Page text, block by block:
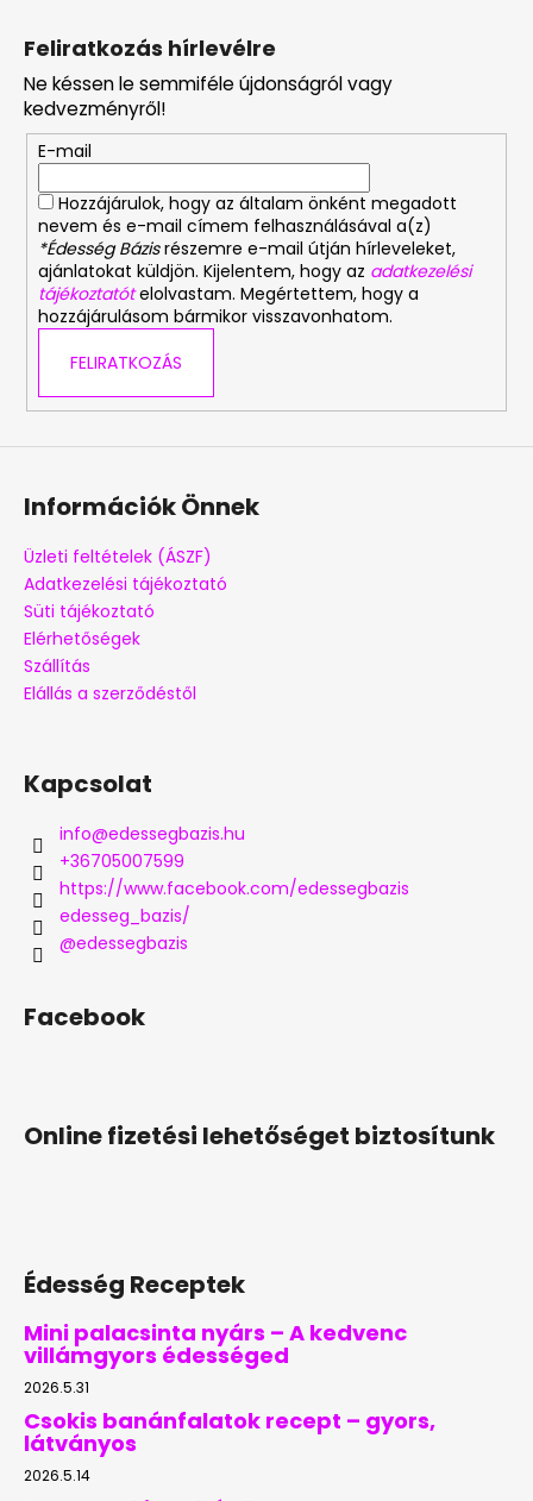
Feliratkozás hírlevélre
Ne késsen le semmiféle újdonságról vagy
kedvezményről!
E-mail
Hozzájárulok, hogy az általam önként megadott
nevem és e-mail címem felhasználásával a(z)
*Édesség Bázisrészemre e-mail útján hírleveleket,
ajánlatokat küldjön. Kijelentem, hogy az adatkezelési
tájékoztatót elolvastam. Megértettem, hogy a
hozzájárulásom bármikor visszavonhatom.
FELIRATKOZÁS
Információk Önnek
Üzleti feltételek (ÁSZF)
Adatkezelési tájékoztató
Süti tájékoztató
Elérhetőségek
Szállítás
Elállás a szerződéstől
Kapcsolat
info@edessegbazis.hu
+36705007599
https://www.facebook.com/edessegbazis
edesseg_bazis/
@edessegbazis
Facebook
Online fizetési lehetőséget biztosítunk
Édesség Receptek
Mini palacsinta nyárs – A kedvenc
villámgyors édességed
2026.5.31
Csokis banánfalatok recept – gyors,
látványos
2026.5.14